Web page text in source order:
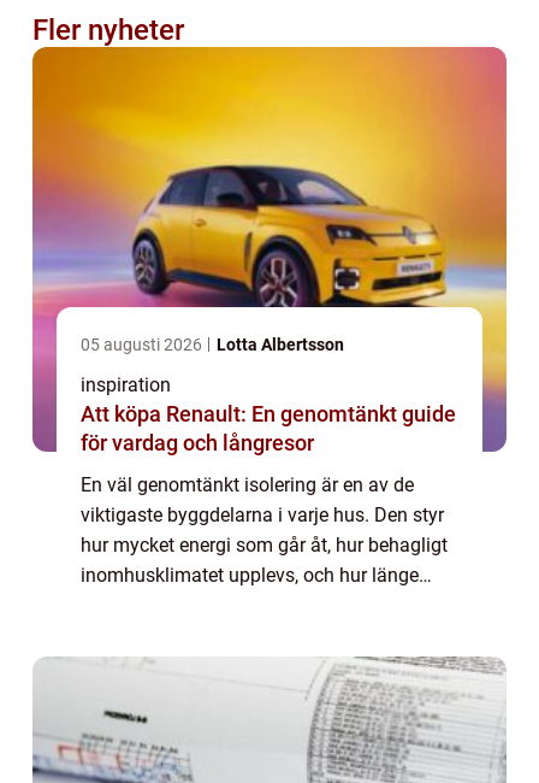
Fler nyheter
05 augusti 2026 Lotta Albertsson
inspiration
Att köpa Renault: En genomtänkt guide
för vardag och långresor
En väl genomtänkt isolering är en av de
viktigaste byggdelarna i varje hus. Den styr
hur mycket energi som går åt, hur behagligt
inomhusklimatet upplevs, och hur länge